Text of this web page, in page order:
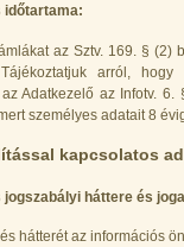
időtartama:
az Sztv. 169. § (2)
arról, hogy
Adatkezelő az Infotv.
személyes adatait 8
kapcsolatos
jogszabályi háttere és
hátterét az információs